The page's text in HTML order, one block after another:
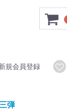
規会員登録
弾